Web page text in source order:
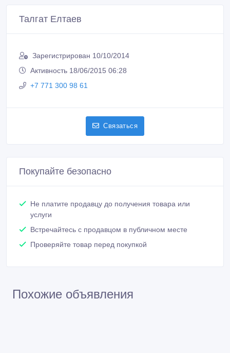
Талгат Елтаев
Зарегистрирован 10/10/2014
Активность 18/06/2015 06:28
+7 771 300 98 61
Связаться
Покупайте безопасно
Не платите продавцу до получения товара или
услуги
Встречайтесь с продавцом в публичном месте
Проверяйте товар перед покупкой
Похожие объявления